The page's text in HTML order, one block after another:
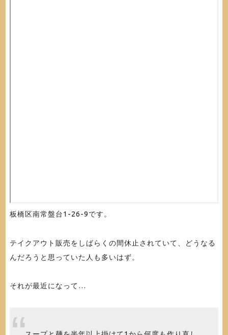
板橋区南常盤台1-26-9です。
テイクアウト販売をしばらくの間休止されていて、どうなる
んだろうと思っていた人も多いはず。
それが最近になって…